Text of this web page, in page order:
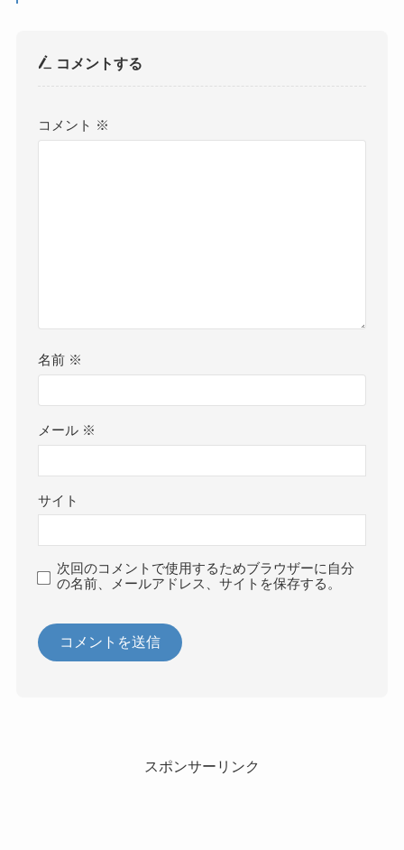
コメントする
コメント ※
名前 ※
メール ※
サイト
次回のコメントで使用するためブラウザーに自分
の名前、メールアドレス、サイトを保存する。
スポンサーリンク